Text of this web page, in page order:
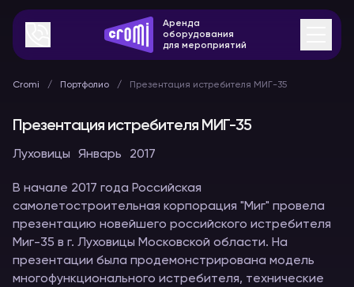
Аренда
оборудования
для мероприятий
Cromi Портфолио Презентация истребителя МИГ-35
Презентация истребителя МИГ-35
Луховицы Январь 2017
В начале 2017 года Российская
самолетостроительная корпорация "Миг" провела
презентацию новейшего российского истребителя
Миг-35 в г. Луховицы Московской области. На
презентации была продемонстрирована модель
многофункционального истребителя, технические